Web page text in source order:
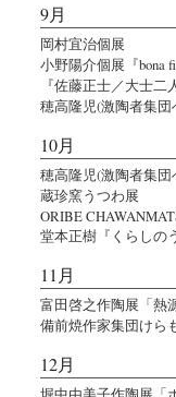
9月
岡村宜治個展
小野陽介個展『bona
『佐藤正士／大士二
穂高隆児(激陶者集団
10月
穂高隆児(激陶者集団
蔵珍窯うつわ展
ORIBE
堂本正樹『くらしの
11月
富田啓之作陶展「熱
備前焼作家集団けら
12月